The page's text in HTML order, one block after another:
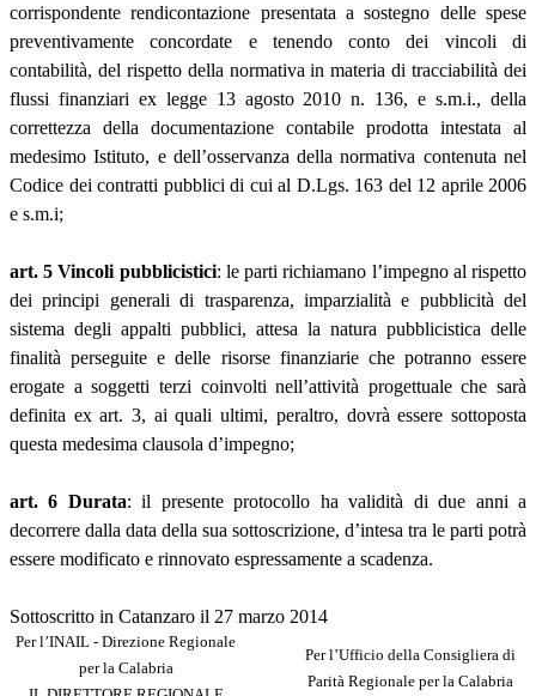
corrispondente rendicontazione presentata a sostegno delle spese
preventivamente concordate e tenendo conto dei vincoli di
contabilità, del rispetto della normativa in materia di tracciabilità dei
flussi finanziari ex legge 13 agosto 2010 n. 136, e s.m.i., della
correttezza della documentazione contabile prodotta intestata al
medesimo Istituto, e dell’osservanza della normativa contenuta nel
Codice dei contratti pubblici di cui al D.Lgs. 163 del 12 aprile 2006
e s.m.i;
art. 5 Vincoli pubblicistici: le parti richiamano l’impegno al rispetto
dei principi generali di trasparenza, imparzialità e pubblicità del
sistema degli appalti pubblici, attesa la natura pubblicistica delle
finalità perseguite e delle risorse finanziarie che potranno essere
erogate a soggetti terzi coinvolti nell’attività progettuale che sarà
definita ex art. 3, ai quali ultimi, peraltro, dovrà essere sottoposta
questa medesima clausola d’impegno;
art. 6 Durata: il presente protocollo ha validità di due anni a
decorrere dalla data della sua sottoscrizione, d’intesa tra le parti potrà
essere modificato e rinnovato espressamente a scadenza.
Sottoscritto in Catanzaro il 27 marzo 2014
Per l’INAIL - Direzione Regionale
per la Calabria
Per l’Ufficio della Consigliera di
Parità Regionale per la Calabria